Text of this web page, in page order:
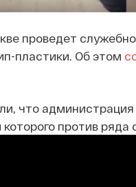
проведет
пластики. Об этом
что
против ряда